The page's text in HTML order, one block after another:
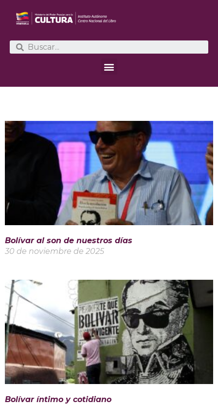
Bolívar al son de nuestros días
30 de noviembre de 2025
Bolívar íntimo y cotidiano